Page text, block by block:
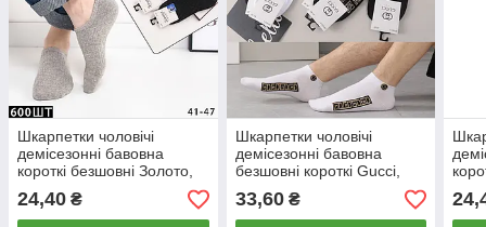
Шкарпетки чоловічі
демісезонні бавовна
короткі безшовні Золото,
розмір 41-47, асорті, 126-
2
24,40 ₴
Шкарпетки чоловічі
демісезонні бавовна
безшовні короткі Gucci,
розмір 41-47, асорті, 903-
3
33,60₴